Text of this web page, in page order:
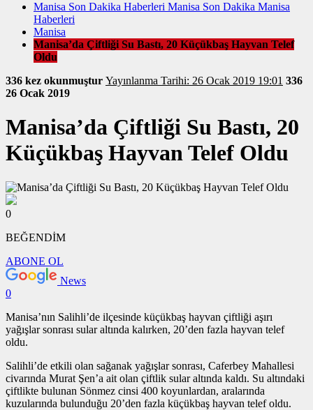
Manisa Son Dakika Haberleri Manisa Son Dakika Manisa
Haberleri
Manisa
Manisa’da Çiftliği Su Bastı, 20 Küçükbaş Hayvan Telef
Oldu
336 kez okunmuştur Yayınlanma Tarihi: 26 Ocak 2019 19:01 336
26 Ocak 2019
Manisa’da Çiftliği Su Bastı, 20
Küçükbaş Hayvan Telef Oldu
0
BEĞENDİM
ABONE OL
News
0
Manisa’nın Salihli’de ilçesinde küçükbaş hayvan çiftliği aşırı
yağışlar sonrası sular altında kalırken, 20’den fazla hayvan telef
oldu.
Salihli’de etkili olan sağanak yağışlar sonrası, Caferbey Mahallesi
civarında Murat Şen’a ait olan çiftlik sular altında kaldı. Su altındaki
çiftlikte bulunan Sönmez cinsi 400 koyunlardan, aralarında
kuzularında bulunduğu 20’den fazla küçükbaş hayvan telef oldu.